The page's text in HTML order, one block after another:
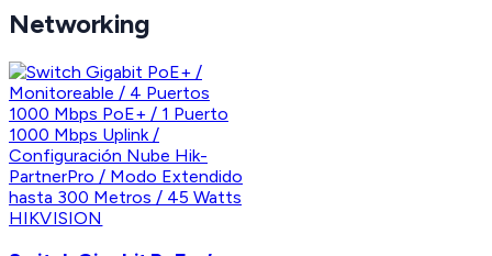
Networking
HIKVISION